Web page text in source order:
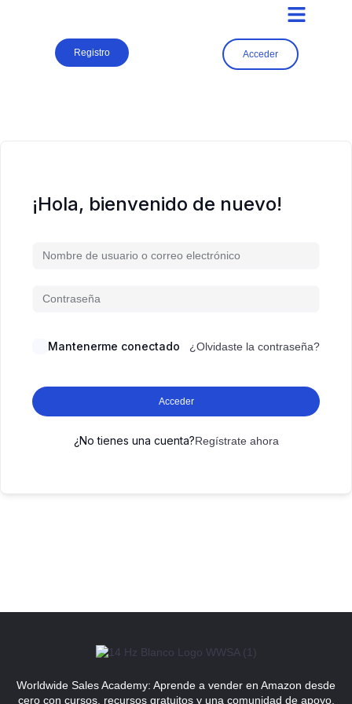
Registro Acceder
¡Hola, bienvenido de nuevo!
Mantenerme conectado ¿Olvidaste la contraseña?
Acceder
¿No tienes una cuenta?Regístrate ahora
Worldwide Sales Academy: Aprende a vender en Amazon desde
cero con cursos, recursos gratuitos y una comunidad de apoyo.